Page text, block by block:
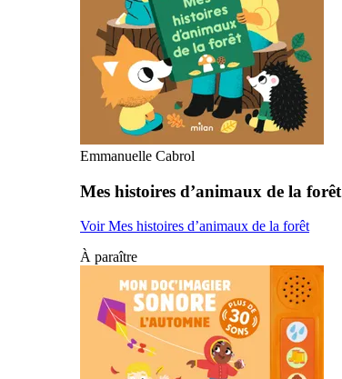
Emmanuelle Cabrol
Mes histoires d’animaux de la forêt
Voir Mes histoires d’animaux de la forêt
À paraître